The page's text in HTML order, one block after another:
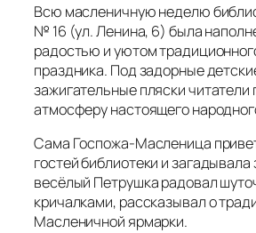
Всю масленичную неделю
№ 16 (ул. Ленина, 6) была
радостью и уютом
праздника. Под задорные
зажигательные пляски читатели
атмосферу настоящего
Сама Госпожа-Масленица
гостей библиотеки и загадывала
весёлый Петрушка радовал
кричалками, рассказывал о
Масленичной ярмарки.